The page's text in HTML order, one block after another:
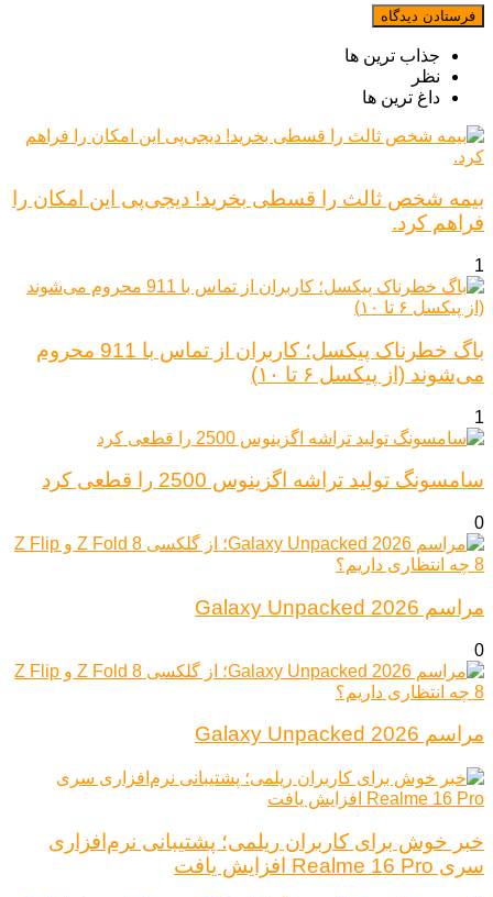
جذاب ترین ها
نظر
داغ ترین ها
بیمه شخص ثالث را قسطی بخرید! دیجی‌پی این امکان را
فراهم کرد.
1
باگ خطرناک پیکسل؛ کاربران از تماس با 911 محروم
می‌شوند (از پیکسل ۶ تا ۱۰)
1
سامسونگ تولید تراشه اگزینوس 2500 را قطعی کرد
0
مراسم Galaxy Unpacked 2026
0
مراسم Galaxy Unpacked 2026
خبر خوش برای کاربران ریلمی؛ پشتیبانی نرم‌افزاری
سری Realme 16 Pro افزایش یافت